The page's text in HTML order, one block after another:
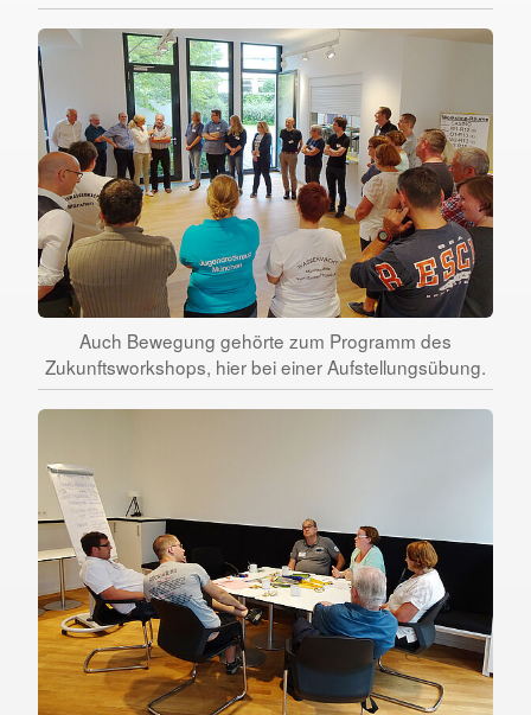
Auch Bewegung gehörte zum Programm des
Zukunftsworkshops, hier bei einer Aufstellungsübung.